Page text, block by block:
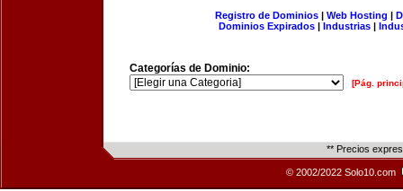
Registro de Dominios| Web Hosting |
Dominios Expirados | Industrias |
Categorías de Dominio:
[Pág.
** Precios
© 2002/2022 Solo10.com